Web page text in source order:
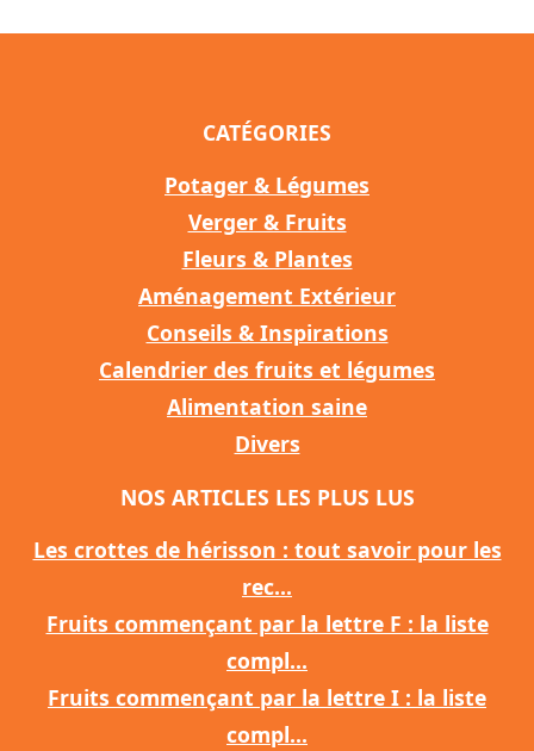
CATÉGORIES
Potager & Légumes
Verger & Fruits
Fleurs & Plantes
Aménagement Extérieur
Conseils & Inspirations
Calendrier des fruits et légumes
Alimentation saine
Divers
NOS ARTICLES LES PLUS LUS
Les crottes de hérisson : tout savoir pour les
rec...
Fruits commençant par la lettre F : la liste
compl...
Fruits commençant par la lettre I : la liste
compl...